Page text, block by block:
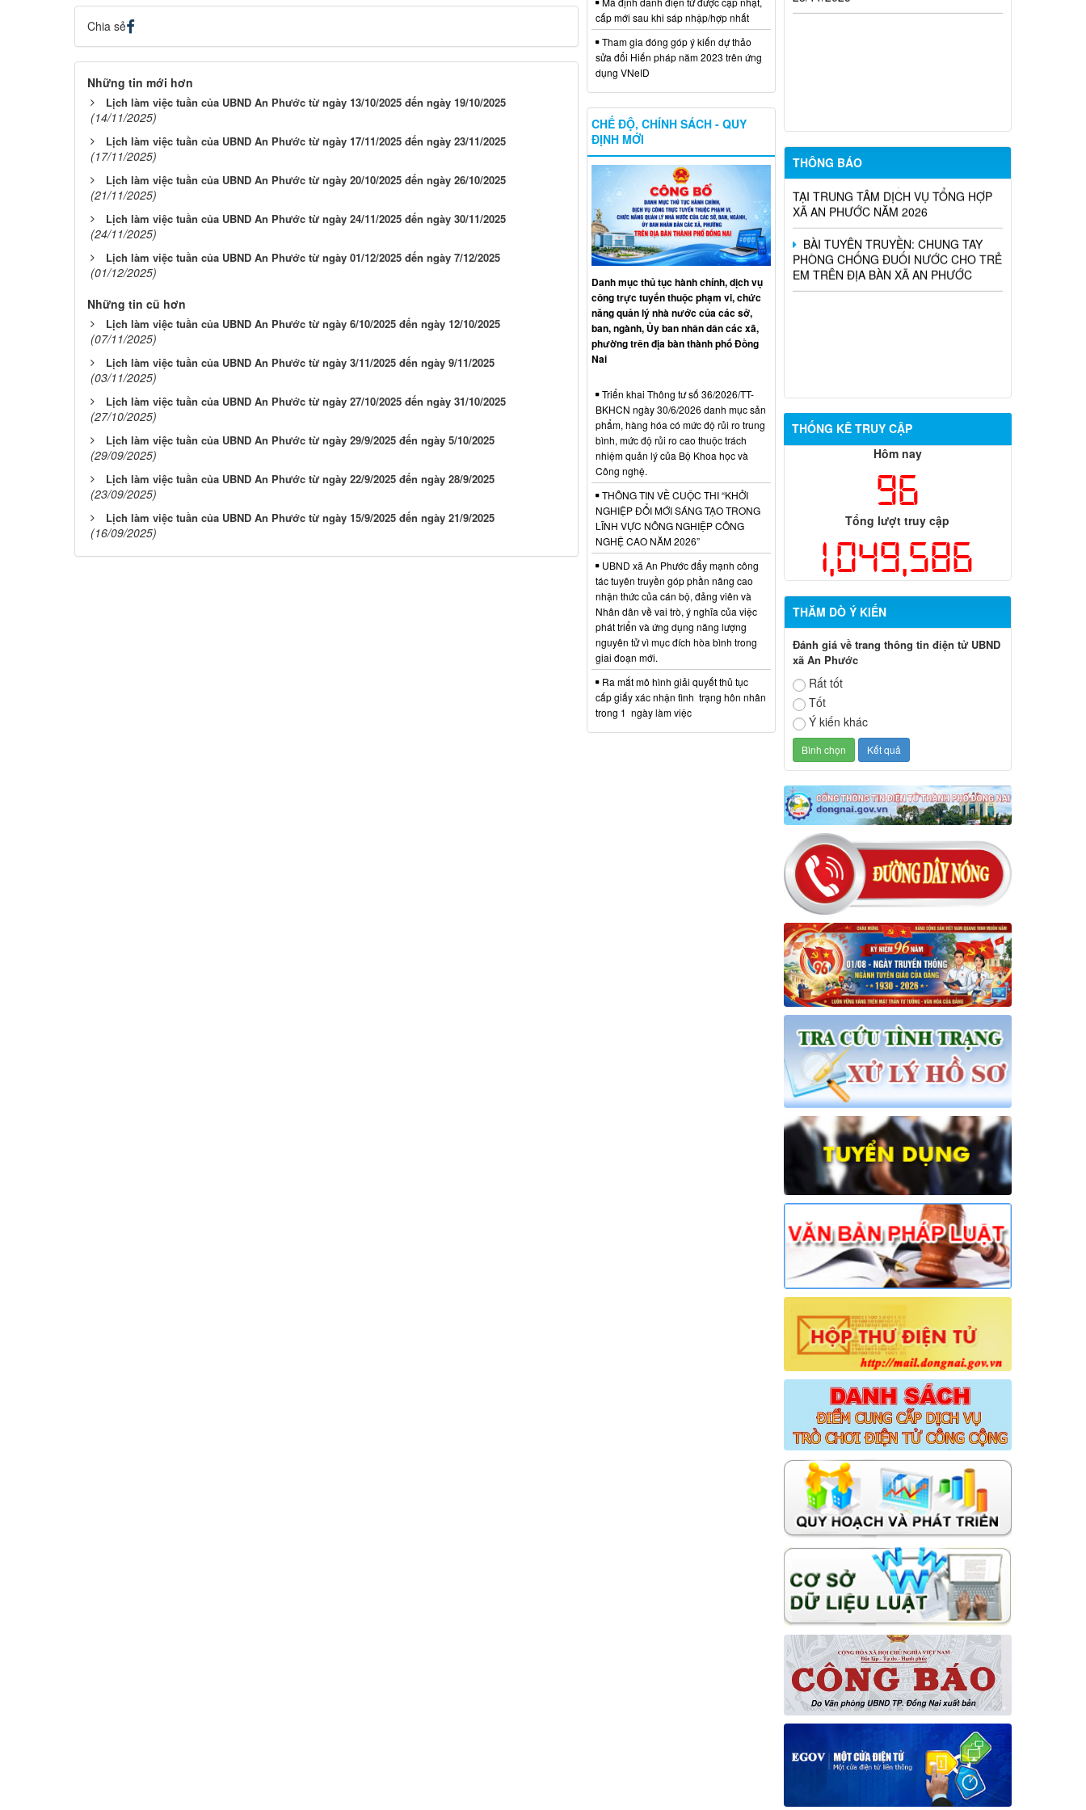
Chia sẻ
Những tin mới hơn
Lịch làm việc tuần của UBND An Phước từ ngày 13/10/2025 đến ngày 19/10/2025
(14/11/2025)
Lịch làm việc tuần của UBND An Phước từ ngày 17/11/2025 đến ngày 23/11/2025
(17/11/2025)
Lịch làm việc tuần của UBND An Phước từ ngày 20/10/2025 đến ngày 26/10/2025
(21/11/2025)
Lịch làm việc tuần của UBND An Phước từ ngày 24/11/2025 đến ngày 30/11/2025
(24/11/2025)
Lịch làm việc tuần của UBND An Phước từ ngày 01/12/2025 đến ngày 7/12/2025
(01/12/2025)
Những tin cũ hơn
Lịch làm việc tuần của UBND An Phước từ ngày 6/10/2025 đến ngày 12/10/2025
(07/11/2025)
Lịch làm việc tuần của UBND An Phước từ ngày 3/11/2025 đến ngày 9/11/2025
(03/11/2025)
Lịch làm việc tuần của UBND An Phước từ ngày 27/10/2025 đến ngày 31/10/2025
(27/10/2025)
Lịch làm việc tuần của UBND An Phước từ ngày 29/9/2025 đến ngày 5/10/2025
(29/09/2025)
Lịch làm việc tuần của UBND An Phước từ ngày 22/9/2025 đến ngày 28/9/2025
(23/09/2025)
Lịch làm việc tuần của UBND An Phước từ ngày 15/9/2025 đến ngày 21/9/2025
(16/09/2025)
THÔNG BÁO
UBND xã An Phước thông báo sự cố
UBND XÃ AN PHƯỚC THÔNG BÁO
KẾT QUẢ TUYỂN DỤNG VIÊN CHỨC
TẠI TRUNG TÂM DỊCH VỤ TỔNG HỢP
XÃ AN PHƯỚC NĂM 2026
BÀI TUYÊN TRUYỀN: CHUNG TAY
PHÒNG CHỐNG ĐUỐI NƯỚC CHO TRẺ
EM TRÊN ĐỊA BÀN XÃ AN PHƯỚC
THỐNG KÊ TRUY CẬP
Hôm nay
96
Tổng lượt truy cập
1,049,586
THĂM DÒ Ý KIẾN
Đánh giá về trang thông tin điện tử UBND
xã An Phước
Rất tốt
Tốt
Ý kiến khác
cấp mới sau khi sáp nhập/hợp nhất
Tham gia đóng góp ý kiến dự thảo
sửa đổi Hiến pháp năm 2023 trên ứng
dụng VNeID
CHẾ ĐỘ, CHÍNH SÁCH - QUY
ĐỊNH MỚI
Danh mục thủ tục hành chính, dịch vụ
công trực tuyến thuộc phạm vi, chức
năng quản lý nhà nước của các sở,
ban, ngành, Ủy ban nhân dân các xã,
phường trên địa bàn thành phố Đồng
Nai
Triển khai Thông tư số 36/2026/TT-
BKHCN ngày 30/6/2026 danh mục sản
phẩm, hàng hóa có mức độ rủi ro trung
bình, mức độ rủi ro cao thuộc trách
nhiệm quản lý của Bộ Khoa học và
Công nghệ.
THÔNG TIN VỀ CUỘC THI “KHỞI
NGHIỆP ĐỔI MỚI SÁNG TẠO TRONG
LĨNH VỰC NÔNG NGHIỆP CÔNG
NGHỆ CAO NĂM 2026”
UBND xã An Phước đẩy mạnh công
tác tuyên truyền góp phần nâng cao
nhận thức của cán bộ, đảng viên và
Nhân dân về vai trò, ý nghĩa của việc
phát triển và ứng dụng năng lượng
nguyên tử vì mục đích hòa bình trong
giai đoạn mới.
Ra mắt mô hình giải quyết thủ tục
cấp giấy xác nhận tình trạng hôn nhân
trong 1 ngày làm việc